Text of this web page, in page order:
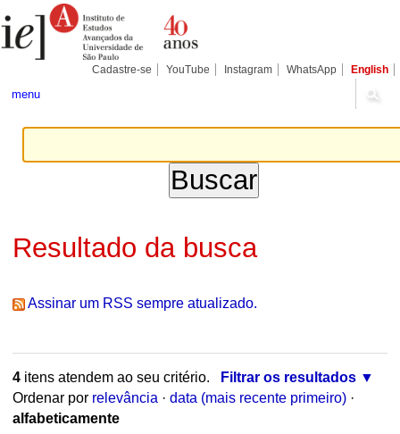
para
conteúdo.
Pessoais
Cadastre-se YouTube Instagram WhatsApp English
menu
Resultado da busca
Assinar um RSS sempre atualizado.
4itens atendem ao seu critério.
Filtrar os resultados
Ordenar por relevância · data (mais recente primeiro) ·
alfabeticamente